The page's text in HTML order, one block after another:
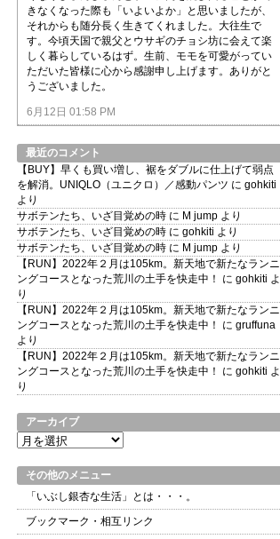
きなくなった際も「いよいよか」と思いましたが、
それからも随分長く生きてくれました。大往生で
す。今頃天国で親父とウサギのチョシ坊に会えて楽
しく暮らしているはず。生前、モモを可愛がってい
ただいた皆様に心から感謝申し上げます。ありがと
うございました。
6月12日 01:58 PM
最近のコメント
【BUY】早くも買い増し、裾をダブルに仕上げて弱点
を解消。UNIQLO（ユニクロ）／感動パンツ に gohkiti
より
サボテンたち、いざ目覚めの時 に M jump より
サボテンたち、いざ目覚めの時 に gohkiti より
サボテンたち、いざ目覚めの時 に M jump より
【RUN】2022年２月は105km。新天地で新たなランニ
ングコースとなった荒川の土手を快走中！
に gohkiti よ
り
【RUN】2022年２月は105km。新天地で新たなランニ
ングコースとなった荒川の土手を快走中！
に gruffuna
より
【RUN】2022年２月は105km。新天地で新たなランニ
ングコースとなった荒川の土手を快走中！
に gohkiti よ
り
アーカイブ
ア
カ
ブ
その他のメニュー
「いぶし銀杏な生活」とは・・・。
ブックマーク・相互リンク